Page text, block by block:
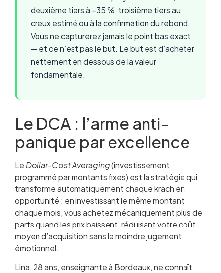
deuxième tiers à –35 %, troisième tiers au
creux estimé ou à la confirmation du rebond.
Vous ne capturerez jamais le point bas exact
— et ce n’est pas le but. Le but est d’acheter
nettement en dessous de la valeur
fondamentale.
Le DCA : l’arme anti-
panique par excellence
Le Dollar-Cost Averaging(investissement
programmé par montants fixes) est la stratégie qui
transforme automatiquement chaque krach en
opportunité : en investissant le même montant
chaque mois, vous achetez mécaniquement plus de
parts quand les prix baissent, réduisant votre coût
moyen d’acquisition sans le moindre jugement
émotionnel.
Lina, 28 ans, enseignante à Bordeaux, ne connaît